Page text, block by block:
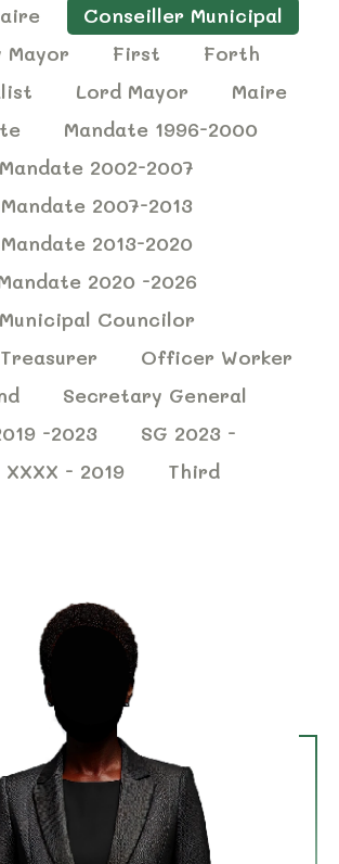
Conseiller Municipal
Mayor
First
Forth
Lord Mayor
Maire
Mandate 1996-2000
Mandate 2002-2007
Mandate 2007-2013
Mandate 2013-2020
2020 -2026
Municipal Councilor
Officer Worker
Secretary General
-2023
SG 2023 -
XXXX - 2019
Third